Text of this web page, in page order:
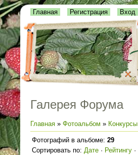
Главная Регистрация Вход
Галерея Форума
Главная » Фотоальбом » Конкурсы
Фотографий в альбоме: 29
Сортировать по: Дате · Рейтингу ·